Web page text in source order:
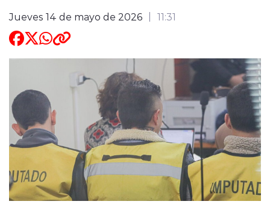
Jueves 14 de mayo de 2026 11:31